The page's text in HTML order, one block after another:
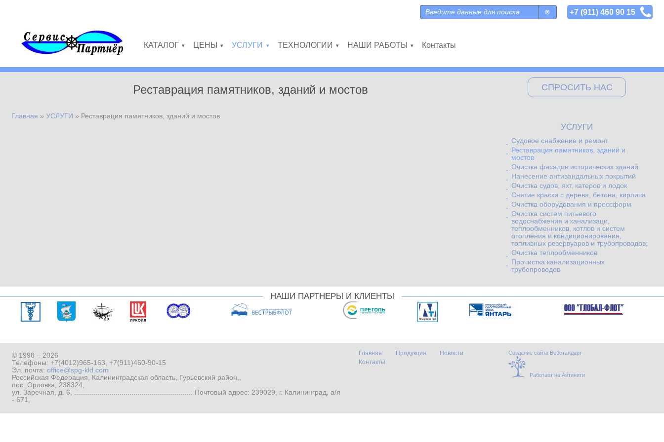
Форма поиска
Поиск +7 (911) 460 90 15
КАТАЛОГ ЦЕНЫ УСЛУГИ ТЕХНОЛОГИИ НАШИ РАБОТЫ Контакты
Реставрация памятников, зданий и мостов
Главная »УСЛУГИ » Реставрация памятников, зданий и мостов
СПРОСИТЬ НАС
УСЛУГИ
Судовое снабжение и ремонт
Реставрация памятников, зданий и
мостов
Очистка фасадов исторических зданий
Нанесение антивандальных покрытий
Очистка судов, яхт, катеров и лодок
Снятие краски с дерева, бетона, кирпича
Очистка оборудования и прессформ
Очистка систем питьевого
водоснабжения и канализаци,
теплообменников, котлов и систем
отопления и кондиционирования,
топливных резервуаров и трубопроводов;
Очистка теплообменников
Прочистка канализационных
трубопроводов
НАШИ ПАРТНЕРЫ И КЛИЕНТЫ
© 1998 – 2026
Телефоны: +7(4012)965-163, +7(911)460-90-15
Эл. почта: office@spg-kld.com
Российская Федерация, Калининградская область, Гурьевский район,,
пос. Орловка, 238324,
ул. Заречная, д. 6, ............................................................ Почтовый адрес: 239029, г. Калининград, а/я
- 671,
Главная Продукция
Новости
Контакты
Создание сайта Вебстандарт
Работает на Айтинити